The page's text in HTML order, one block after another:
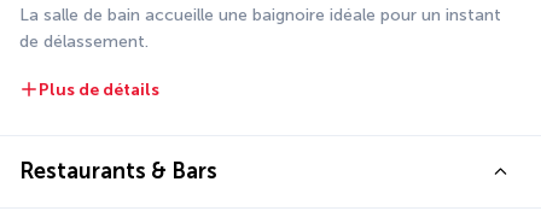
La salle de bain accueille une baignoire idéale pour un instant
de délassement.
Plus de détails
Restaurants & Bars